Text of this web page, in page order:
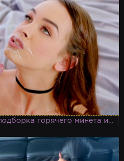
Порно звезды, видео подборка горячего минета известных порно моделей